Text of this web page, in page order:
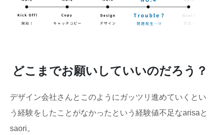
どこまでお願いしていいのだろう？
デザイン会社さんとこのようにガッツリ進めていくとい
う経験をしたことがなかったという経験値不足なarisaと
saori。